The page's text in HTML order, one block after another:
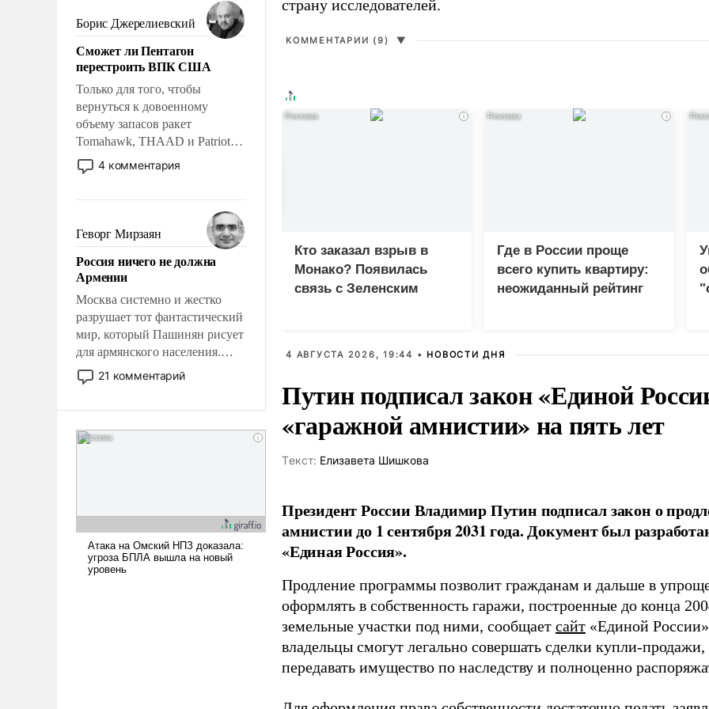
ударами судьбы, брать на себя
ответственность, помогать
слабым, идти вперед и
адаптироваться.
Борис Джерелиевский
Сможет ли Пентагон
перестроить ВПК США
Только для того, чтобы
вернуться к довоенному
объему запасов ракет
Tomahawk, THAAD и Patriot
США потребуется более трех
лет. Даже небольшая война с
Сложившаяся ситуация
означает многолетний период
уязвимости США, например,
перед Китаем.
4 комментария
Геворг Мирзаян
Россия ничего не должна
Армении
Москва системно и жестко
разрушает тот фантастический
мир, который Пашинян рисует
для армянского населения.
Мир, где политические
прожекты будут безусловно
налогоплательщиков и где
21 комментарий
страну исследователей.
КОММЕНТАРИИ (9) ▼
i
Кто заказал взрыв в
Монако? Появилась
связь с Зеленским
i
Где в России проще
всего купить квартиру:
неожиданный рейтинг
4 АВГУСТА 2026, 19:44 • НОВОСТИ ДНЯ
Путин подписал закон «Единой
«гаражной амнистии» на пять лет
Tекст: Елизавета Шишкова
Президент России Владимир Путин подписал закон о
амнистии до 1 сентября 2031 года. Документ был
«Единая Россия».
Продление программы позволит гражданам и дальше в
оформлять в собственность гаражи, построенные до конца
земельные участки под ними, сообщает сайт «Единой
владельцы смогут легально совершать сделки купли-
передавать имущество по наследству и полноценно